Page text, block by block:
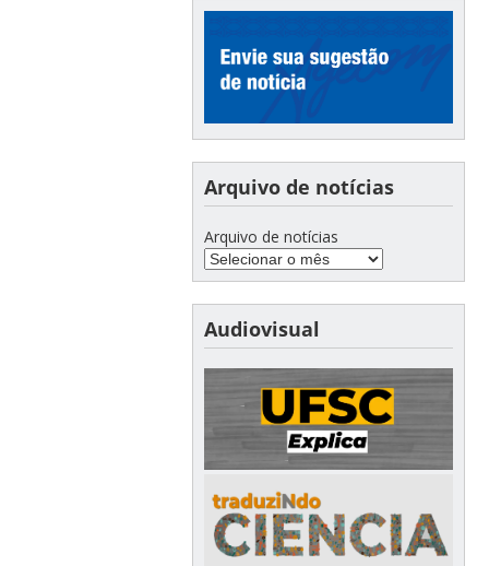
Arquivo de notícias
Arquivo de notícias
Audiovisual